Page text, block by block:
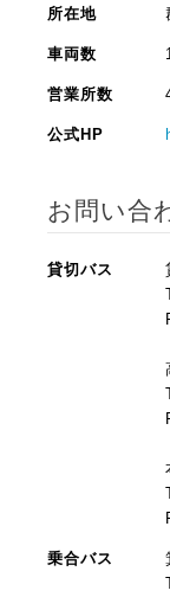
所在地
車両数
営業所数
公式HP
お問い合
貸切バス
乗合バス